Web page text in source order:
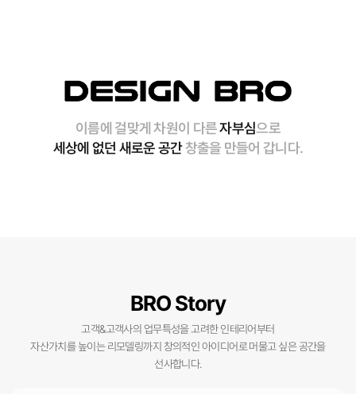
이름에 걸맞게 차원이 다른자부심으로
세상에 없던 새로운 공간창출을 만들어 갑니다.
BRO Story
고객&고객사의 업무특성을 고려한 인테리어부터
자산가치를 높이는 리모델링까지 창의적인 아이디어로 머물고 싶은 공간을
선사합니다.